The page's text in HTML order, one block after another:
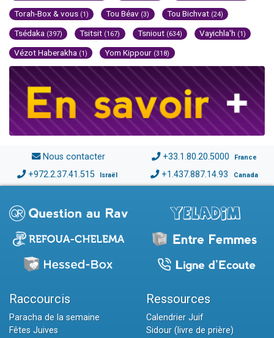
Torah-Box & vous (1) Tou Béav (3) Tou Bichvat (24)
Tsédaka (397) Tsitsit (167) Tsniout (634) Vayichla'h (1)
Vézot Haberakha (1) Yom Kippour (318)
Nous contacter +33.1.80.20.5000 France
+972.2.37.41.515 Israël +1.437.887.14.93 Canada
Raccourcis
Paracha de la semaine
Fêtes Juives
Ressources
Calendrier Juif
Sidour (livre de prière)